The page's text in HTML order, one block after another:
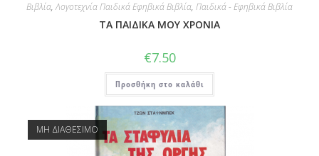
Βιβλία,Λογοτεχνία Παιδικά Εφηβικά Βιβλία, Παιδικά - Εφηβικά Βιβλία
ΤΑ ΠΑΙΔΙΚΑ ΜΟΥ ΧΡΟΝΙΑ
€7.50
Προσθήκη στο καλάθι
ΜΗ ΔΙΑΘΕΣΙΜΟ